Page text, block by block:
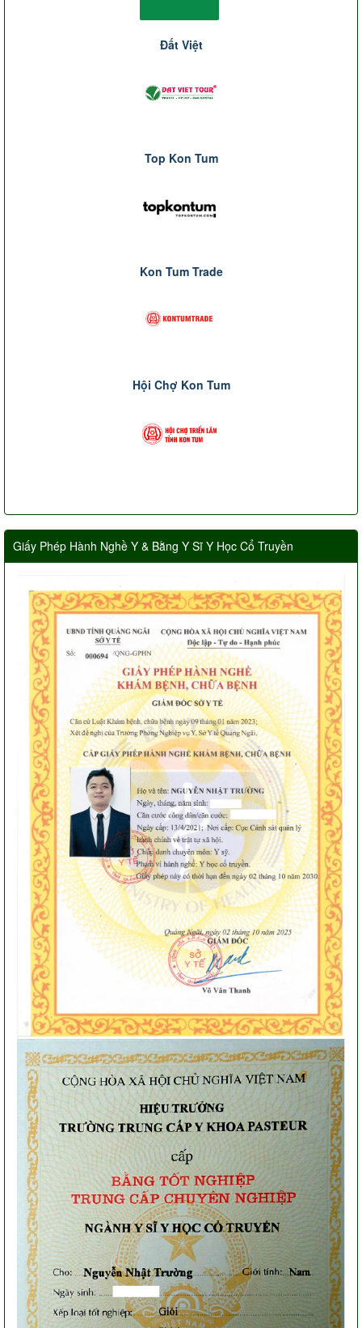
Đất Việt
Top Kon Tum
Kon Tum Trade
Hội Chợ Kon Tum
Giấy Phép Hành Nghề Y & Bằng Y Sĩ Y Học Cổ Truyền